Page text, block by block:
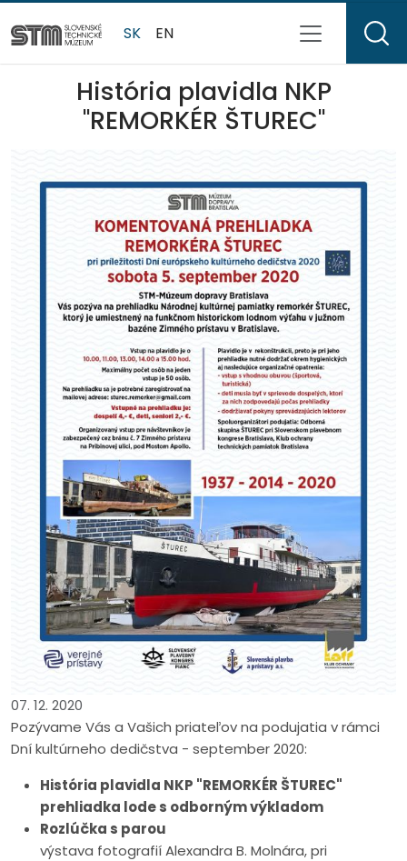
SK EN
História plavidla NKP
"REMORKÉR ŠTUREC"
07. 12. 2020
Pozývame Vás a Vašich priateľov na podujatia v rámci
Dní kultúrneho dedičstva - september 2020:
História plavidla NKP "REMORKÉR ŠTUREC"
prehliadka lode s odborným výkladom
Rozlúčka s parou
výstava fotografií Alexandra B. Molnára, pri